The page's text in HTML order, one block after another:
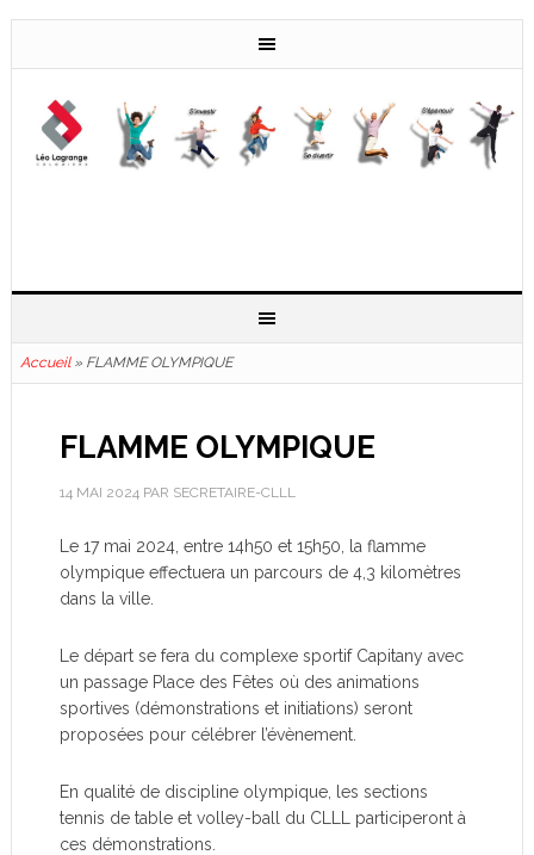
Accueil» FLAMME OLYMPIQUE
FLAMME OLYMPIQUE
14 MAI 2024PAR SECRETAIRE-CLLL
Le 17 mai 2024, entre 14h50 et 15h50, la flamme
olympique effectuera un parcours de 4,3 kilomètres
dans la ville.
Le départ se fera du complexe sportif Capitany avec
un passage Place des Fêtes où des animations
sportives (démonstrations et initiations) seront
proposées pour célébrer l’évènement.
En qualité de discipline olympique, les sections
tennis de table et volley-ball du CLLL participeront à
ces démonstrations.